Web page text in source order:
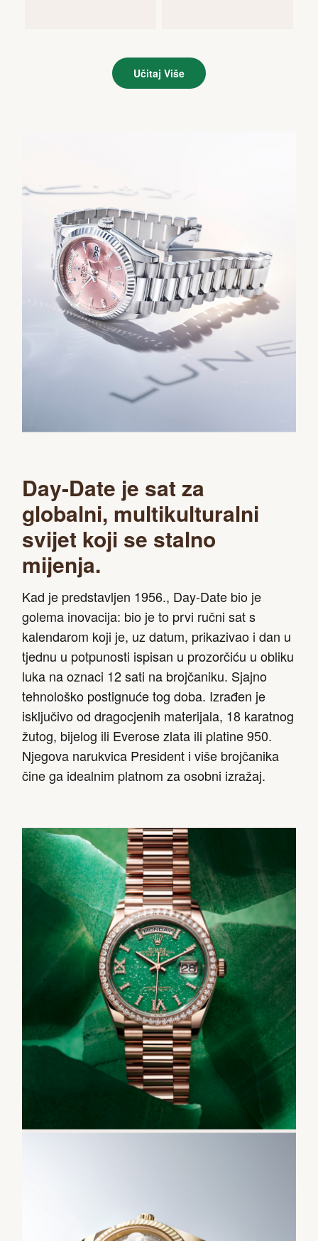
Učitaj Više
Day-Date je sat za
globalni, multikulturalni
svijet koji se stalno
mijenja.
Kad je predstavljen 1956., Day-Date bio je
golema inovacija: bio je to prvi ručni sat s
kalendarom koji je, uz datum, prikazivao i dan u
tjednu u potpunosti ispisan u prozorčiću u obliku
luka na oznaci 12 sati na brojčaniku. Sjajno
tehnološko postignuće tog doba. Izrađen je
isključivo od dragocjenih materijala, 18 karatnog
žutog, bijelog ili Everose zlata ili platine 950.
Njegova narukvica President i više brojčanika
čine ga idealnim platnom za osobni izražaj.